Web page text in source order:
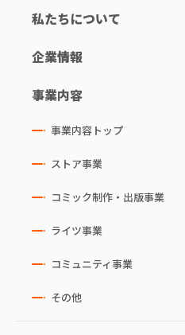
私たちについて
企業情報
事業内容
事業内容トップ
ストア事業
コミック制作・出版事業
ライツ事業
コミュニティ事業
その他